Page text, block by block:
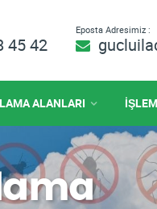
45 42
Eposta Adresimiz :
ALANLARI